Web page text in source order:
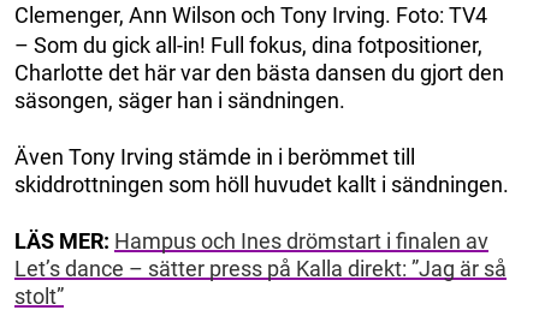
Clemenger, Ann Wilson och Tony Irving. Foto: TV4
– Som du gick all-in! Full fokus, dina fotpositioner,
Charlotte det här var den bästa dansen du gjort den
säsongen, säger han i sändningen.
Även Tony Irving stämde in i berömmet till
skiddrottningen som höll huvudet kallt i sändningen.
LÄS MER: Hampus och Ines drömstart i finalen av
Let’s dance – sätter press på Kalla direkt: ”Jag är så
stolt”